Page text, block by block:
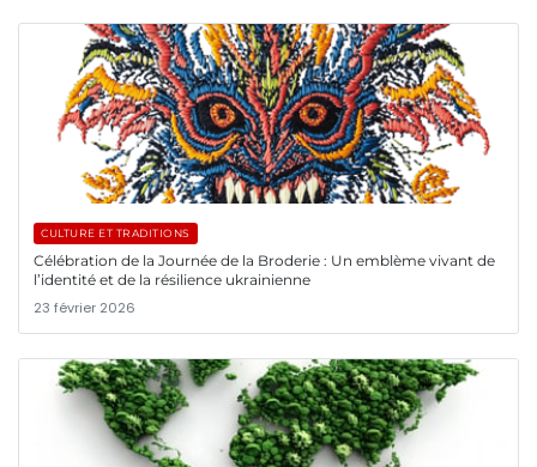
CULTURE ET TRADITIONS
Célébration de la Journée de la Broderie : Un emblème vivant de
l’identité et de la résilience ukrainienne
23 février 2026